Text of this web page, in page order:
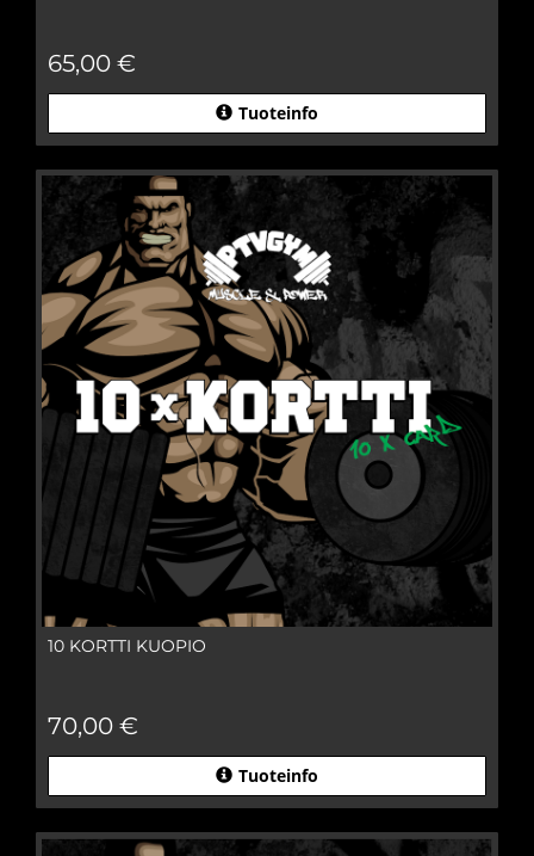
65,00 €
Tuoteinfo
10 KORTTI KUOPIO
70,00 €
Tuoteinfo